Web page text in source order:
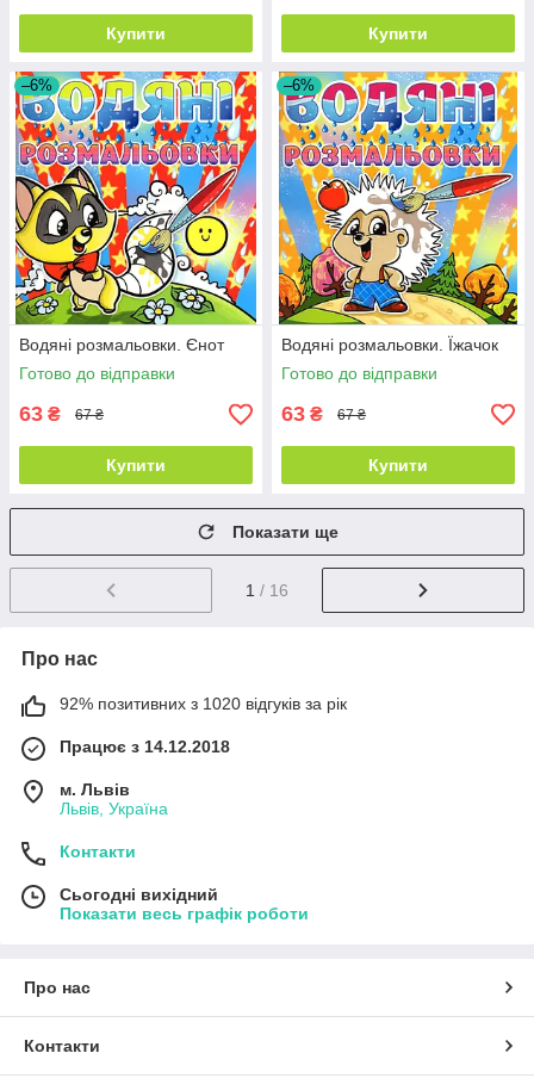
Купити Купити
–6%
Водяні розмальовки. Єнот
Готово до відправки
63 ₴ 67 ₴
Купити
–6%
Водяні розмальовки. Їжачок
Готово до відправки
63 ₴ 67 ₴
Купити
Показати ще
1 / 16
Про нас
92% позитивних з 1020 відгуків за рік
Працює з 14.12.2018
м. Львів
Львів, Україна
Контакти
Сьогодні вихідний
Показати весь графік роботи
Про нас
Контакти